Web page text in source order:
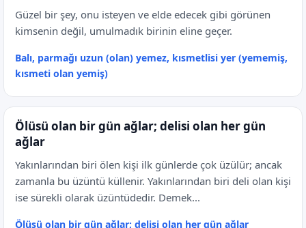
Güzel bir şey, onu isteyen ve elde edecek gibi görünen
kimsenin değil, umulmadık birinin eline geçer.
Balı, parmağı uzun (olan) yemez, kısmetlisi yer (yememiş,
kısmeti olan yemiş)
Ölüsü olan bir gün ağlar; delisi olan her gün
ağlar
Yakınlarından biri ölen kişi ilk günlerde çok üzülür; ancak
zamanla bu üzüntü küllenir. Yakınlarından biri deli olan kişi
ise sürekli olarak üzüntüdedir. Demek...
Ölüsü olan bir gün ağlar; delisi olan her gün ağlar